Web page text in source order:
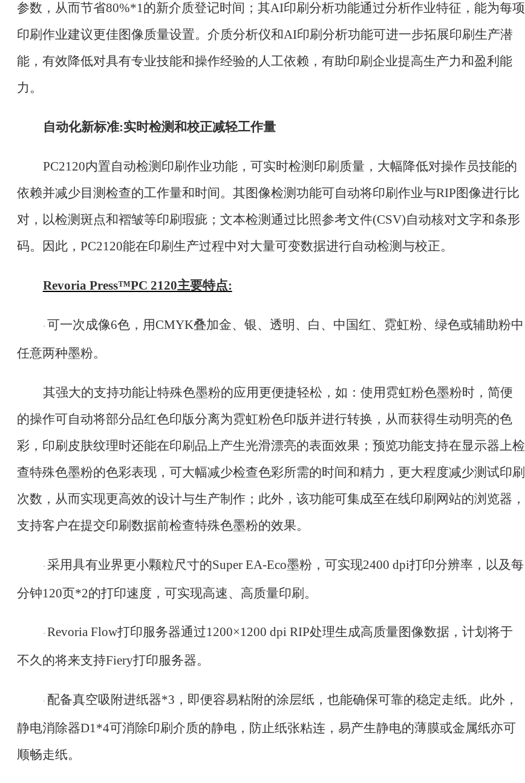
参数，从而节省80%*1的新介质登记时间；其AI印刷分析功能通过分析作业特征，能为每项
印刷作业建议更佳图像质量设置。介质分析仪和AI印刷分析功能可进一步拓展印刷生产潜
能，有效降低对具有专业技能和操作经验的人工依赖，有助印刷企业提高生产力和盈利能
力。
自动化新标准:实时检测和校正减轻工作量
PC2120内置自动检测印刷作业功能，可实时检测印刷质量，大幅降低对操作员技能的
依赖并减少目测检查的工作量和时间。其图像检测功能可自动将印刷作业与RIP图像进行比
对，以检测斑点和褶皱等印刷瑕疵；文本检测通过比照参考文件(CSV)自动核对文字和条形
码。因此，PC2120能在印刷生产过程中对大量可变数据进行自动检测与校正。
Revoria Press™PC 2120主要特点:
· 可一次成像6色，用CMYK叠加金、银、透明、白、中国红、霓虹粉、绿色或辅助粉中
任意两种墨粉。
其强大的支持功能让特殊色墨粉的应用更便捷轻松，如：使用霓虹粉色墨粉时，简便
的操作可自动将部分品红色印版分离为霓虹粉色印版并进行转换，从而获得生动明亮的色
彩，印刷皮肤纹理时还能在印刷品上产生光滑漂亮的表面效果；预览功能支持在显示器上检
查特殊色墨粉的色彩表现，可大幅减少检查色彩所需的时间和精力，更大程度减少测试印刷
次数，从而实现更高效的设计与生产制作；此外，该功能可集成至在线印刷网站的浏览器，
支持客户在提交印刷数据前检查特殊色墨粉的效果。
· 采用具有业界更小颗粒尺寸的Super EA-Eco墨粉，可实现2400 dpi打印分辨率，以及每
分钟120页*2的打印速度，可实现高速、高质量印刷。
· Revoria Flow打印服务器通过1200×1200 dpi RIP处理生成高质量图像数据，计划将于
不久的将来支持Fiery打印服务器。
· 配备真空吸附进纸器*3 ，即便容易粘附的涂层纸，也能确保可靠的稳定走纸。此外，
静电消除器D1*4可消除印刷介质的静电，防止纸张粘连，易产生静电的薄膜或金属纸亦可
顺畅走纸。